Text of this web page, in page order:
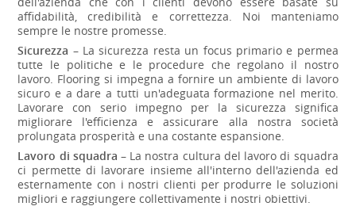
affidabilità, credibilità e correttezza. Noi manteniamo
sempre le nostre promesse.
Sicurezza – La sicurezza resta un focus primario e permea
tutte le politiche e le procedure che regolano il nostro
lavoro. Flooring si impegna a fornire un ambiente di lavoro
sicuro e a dare a tutti un'adeguata formazione nel merito.
Lavorare con serio impegno per la sicurezza significa
migliorare l'efficienza e assicurare alla nostra società
prolungata prosperità e una costante espansione.
Lavoro di squadra – La nostra cultura del lavoro di squadra
ci permette di lavorare insieme all'interno dell'azienda ed
esternamente con i nostri clienti per produrre le soluzioni
migliori e raggiungere collettivamente i nostri obiettivi.